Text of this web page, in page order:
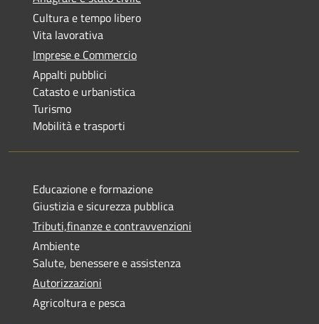
Cultura e tempo libero
Vita lavorativa
Imprese e Commercio
Appalti pubblici
Catasto e urbanistica
Turismo
Mobilità e trasporti
Educazione e formazione
Giustizia e sicurezza pubblica
Tributi,finanze e contravvenzioni
Ambiente
Salute, benessere e assistenza
Autorizzazioni
Agricoltura e pesca